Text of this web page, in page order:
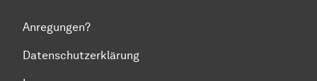
Anregungen?
Datenschutzerklärung